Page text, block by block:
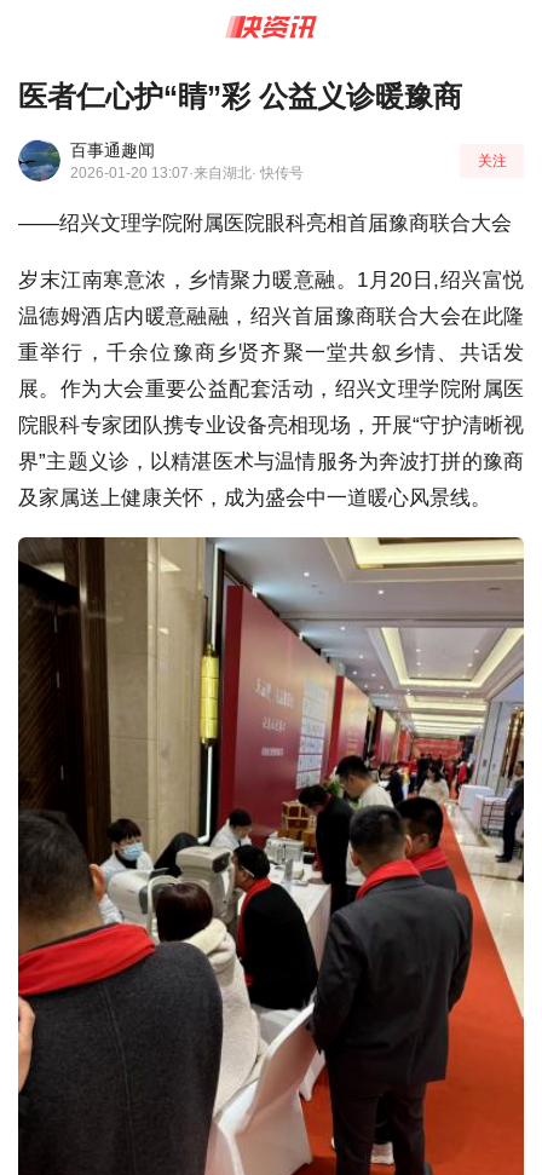
医者仁心护“睛”彩 公益义诊暖豫商
百事通趣闻
2026-01-20 13:07·来自湖北· 快传号
关注
——绍兴文理学院附属医院眼科亮相首届豫商联合大会
岁末江南寒意浓，乡情聚力暖意融。1月20日,绍兴富悦
温德姆酒店内暖意融融，绍兴首届豫商联合大会在此隆
重举行，千余位豫商乡贤齐聚一堂共叙乡情、共话发
展。作为大会重要公益配套活动，绍兴文理学院附属医
院眼科专家团队携专业设备亮相现场，开展“守护清晰视
界”主题义诊，以精湛医术与温情服务为奔波打拼的豫商
及家属送上健康关怀，成为盛会中一道暖心风景线。